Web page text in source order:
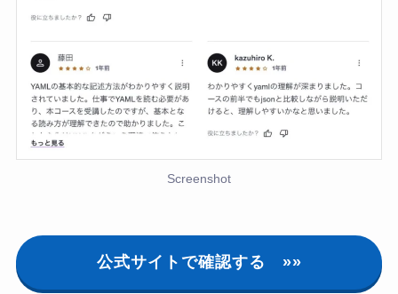
Screenshot
公式サイトで確認する »»